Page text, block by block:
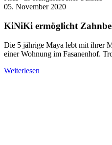
05. November 2020
KiNiKi ermöglicht
Die 5 jährige Maya lebt mit ihrer
einer Wohnung im Fasanenhof.
Weiterlesen